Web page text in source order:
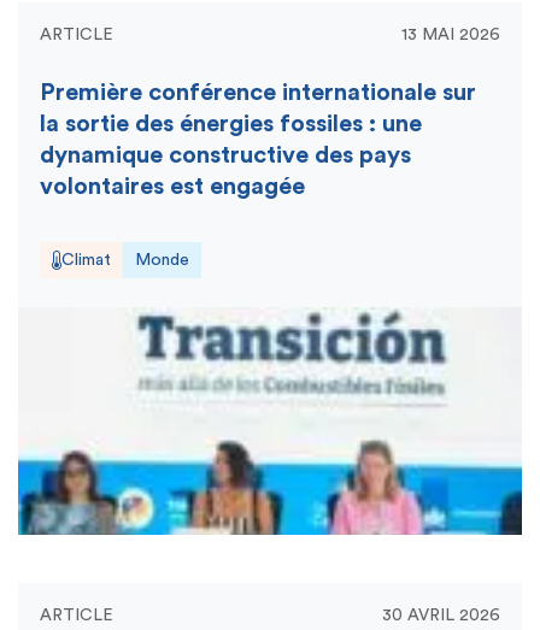
ARTICLE 13 MAI 2026
Première conférence internationale sur
la sortie des énergies fossiles : une
dynamique constructive des pays
volontaires est engagée
Climat Monde
ARTICLE 30 AVRIL 2026